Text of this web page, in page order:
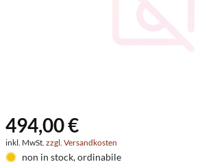
494,00 €
inkl. MwSt. zzgl. Versandkosten
non in stock, ordinabile